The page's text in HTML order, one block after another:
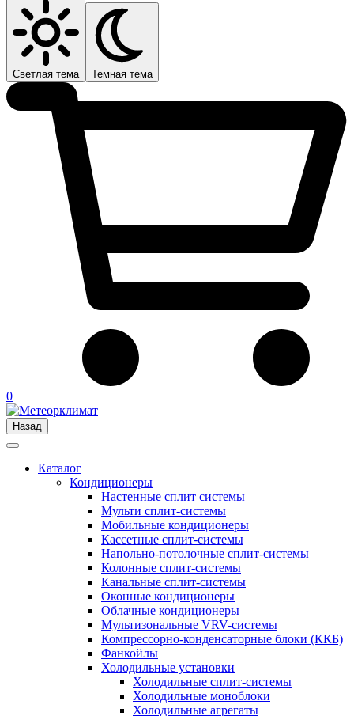
Светлая тема Темная тема
0
Назад
Каталог
Кондиционеры
Настенные сплит системы
Мульти сплит-системы
Мобильные кондиционеры
Кассетные сплит-системы
Напольно-потолочные сплит-системы
Колонные сплит-системы
Канальные сплит-системы
Оконные кондиционеры
Облачные кондиционеры
Мультизональные VRV-системы
Компрессорно-конденсаторные блоки (ККБ)
Фанкойлы
Холодильные установки
Холодильные сплит-системы
Холодильные моноблоки
Холодильные агрегаты